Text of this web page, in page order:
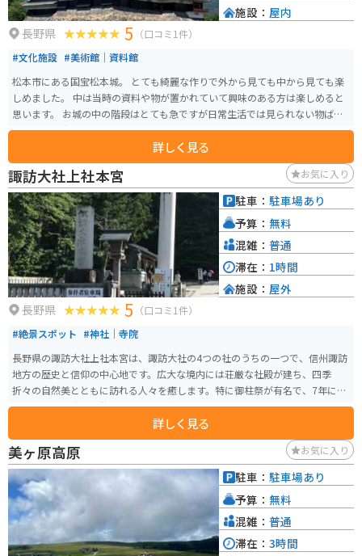
長野県 5 （口コミ1件）
#文化施設 #美術館｜資料館
松本市にある国宝松本城。 とても綺麗な作りで外から見ても中から見ても楽
しめました。 中は当時の資料や物が置かれていて興味のある方は楽しめると
思います。 お城の中の階段はとても急ですが日常生活では見られない物ばか
りなので勉強になります。
詳しく見る
施設： 屋内
諏訪大社上社本宮 お気に入り
長野県 5 （口コミ1件）
#絶景スポット #神社｜寺院
長野県の諏訪大社上社本宮は、諏訪大社の4つの社のうちの一つで、信州諏訪
地方の歴史と信仰の中心地です。広大な境内には荘厳な社殿が建ち、四季
折々の自然美とともに訪れる人々を癒します。特に御柱祭が有名で、7年に一
度行われる巨大な御柱が境内に立つ光景は圧巻です。 バイクでのアクセスも
良く、中央自動車道諏訪ICから約10分の距離にあります。境内の駐車場や近
隣にバイク駐輪場も整備されているため、ツーリング途中の休憩スポットと
しても最適です。歴史ある神社の静寂と自然を楽しみながら、心身をリフレ
ッシュする旅におすすめです。
詳しく見る
駐車： 駐車場あり
予算： 無料
混雑： 普通
滞在： 1時間
施設： 屋外
美ヶ原高原 お気に入り
駐車： 駐車場あり
予算： 無料
混雑： 普通
滞在： 3時間